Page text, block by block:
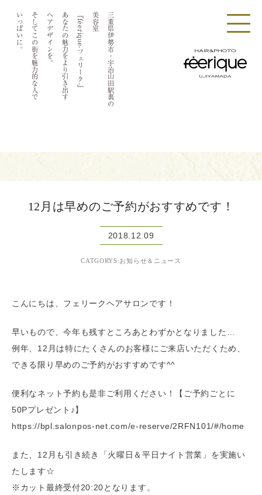
三重県伊勢市・宇治山田駅裏の
美容室
『féerique-フェリーク-』
あなたの魅力をより引き出す
ヘアデザインを。
そしてこの街を魅力的な人で
いっぱいに。
12月は早めのご予約がおすすめです！
2018.12.09
CATGORYS:お知らせ＆ニュース
こんにちは、フェリークヘアサロンです！
早いもので、今年も残すところあとわずかとなりました…
例年、12月は特にたくさんのお客様にご来店いただくため、
できる限り早めのご予約がおすすめです^^
便利なネット予約も是非ご利用ください！【ご予約ごとに
50Pプレゼント♪】
https://bpl.salonpos-net.com/e-reserve/2RFN101/#/home
また、12月も引き続き「火曜日＆平日ナイト営業」を実施い
たします☆
※カット最終受付20:20となります。